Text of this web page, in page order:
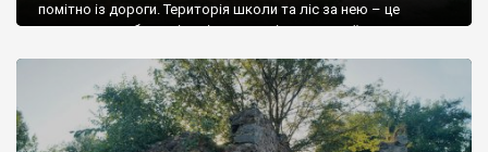
помітно із дороги. Територія школи та ліс за нею – це
колишня садиба поміщиків, нащадків козацької старшини,
Трикрати заснували у 1800 році (це офіційно). Власником села
був Віктор Скаржинський, […]